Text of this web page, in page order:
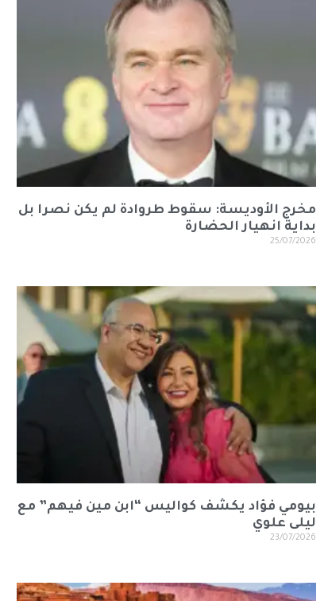
مخرج الأوديسة: سقوط طروادة لم يكن نصرا بل
بداية انهيار الحضارة
25/07/2026
بيومي فؤاد يكشف كواليس “ابن مين فيهم” مع
ليلى علوي
23/07/2026